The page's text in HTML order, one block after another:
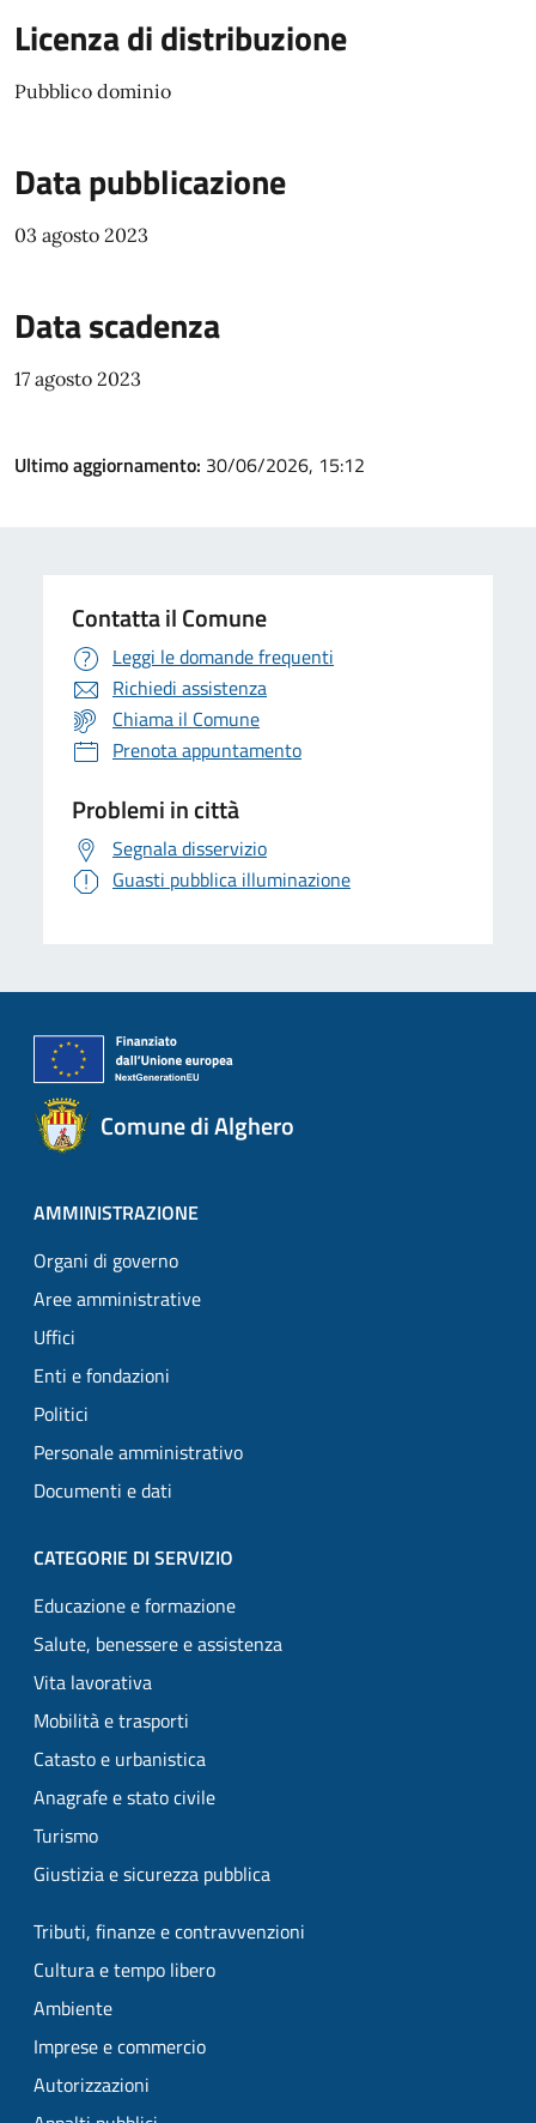
Licenza di distribuzione
Pubblico dominio
Data pubblicazione
03 agosto 2023
Data scadenza
17 agosto 2023
Ultimo aggiornamento: 30/06/2026, 15:12
Contatta il Comune
Leggi le domande frequenti
Richiedi assistenza
Chiama il Comune
Prenota appuntamento
Problemi in città
Segnala disservizio
Guasti pubblica illuminazione
Comune di Alghero
AMMINISTRAZIONE
Organi di governo
Aree amministrative
Uffici
Enti e fondazioni
Politici
Personale amministrativo
Documenti e dati
CATEGORIE DI SERVIZIO
Educazione e formazione
Salute, benessere e assistenza
Vita lavorativa
Mobilità e trasporti
Catasto e urbanistica
Anagrafe e stato civile
Turismo
Giustizia e sicurezza pubblica
Tributi, finanze e contravvenzioni
Cultura e tempo libero
Ambiente
Imprese e commercio
Autorizzazioni